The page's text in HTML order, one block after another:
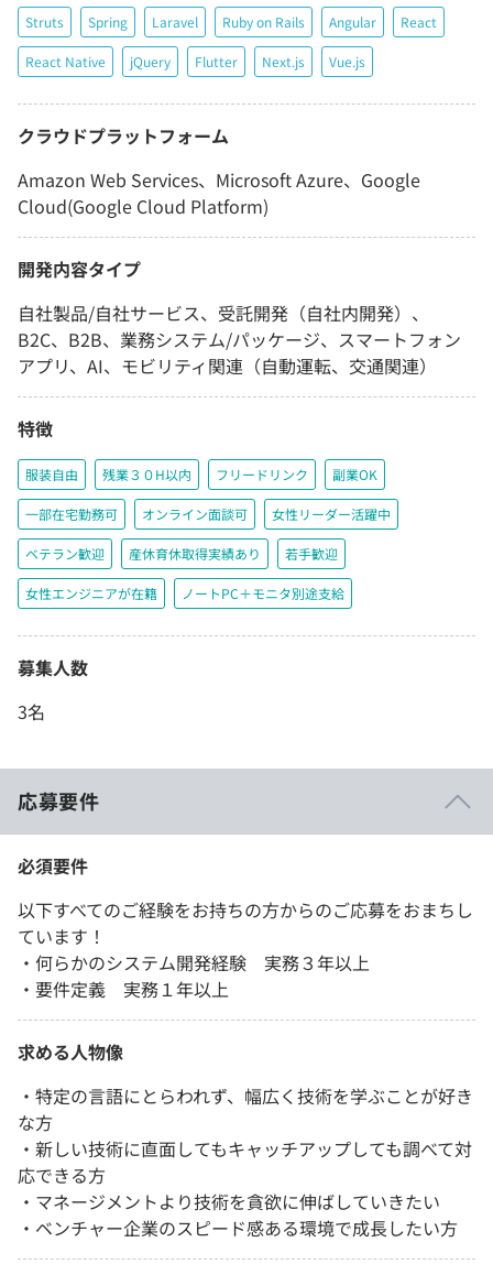
Struts Spring Laravel Ruby on Rails Angular React
React Native jQuery Flutter Next.js Vue.js
クラウドプラットフォーム
Amazon Web Services、Microsoft Azure、Google
Cloud(Google Cloud Platform)
開発内容タイプ
自社製品/自社サービス、受託開発（自社内開発）、
B2C、B2B、業務システム/パッケージ、スマートフォン
アプリ、AI、モビリティ関連（自動運転、交通関連）
特徴
服装自由 残業３０H以内 フリードリンク 副業OK
一部在宅勤務可 オンライン面談可 女性リーダー活躍中
ベテラン歓迎 産休育休取得実績あり 若手歓迎
女性エンジニアが在籍 ノートPC＋モニタ別途支給
募集人数
3名
応募要件
必須要件
以下すべてのご経験をお持ちの方からのご応募をおまちし
ています！
・何らかのシステム開発経験 実務３年以上
・要件定義 実務１年以上
求める人物像
・特定の言語にとらわれず、幅広く技術を学ぶことが好き
な方
・新しい技術に直面してもキャッチアップしても調べて対
応できる方
・マネージメントより技術を貪欲に伸ばしていきたい
・ベンチャー企業のスピード感ある環境で成長したい方